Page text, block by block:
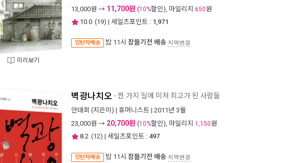
미리보기
13,000원 → 11,700원 (10%할인), 마일리지 650원
10.0 (19) | 세일즈포인트 : 1,971
양탄자배송 밤 11시 잠들기전 배송 지역변경
벽광나치오 - 한 가지 일에 미쳐 최고가 된 사람들
안대회 (지은이) | 휴머니스트 | 2011년 3월
23,000원 → 20,700원 (10%할인), 마일리지 1,150원
8.2 (12) | 세일즈포인트 : 497
양탄자배송 밤 11시 잠들기전 배송 지역변경